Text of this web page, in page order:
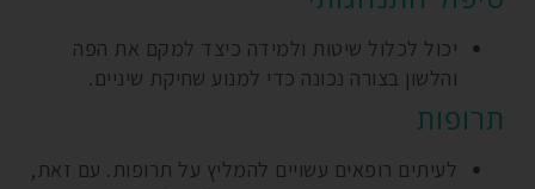
יכול לכלול שיטות ולמידה כיצד למקם את הפה
והלשון בצורה נכונה כדי למנוע שחיקת שיניים.
תרופות
לעיתים רופאים עשויים להמליץ על תרופות. עם זאת,